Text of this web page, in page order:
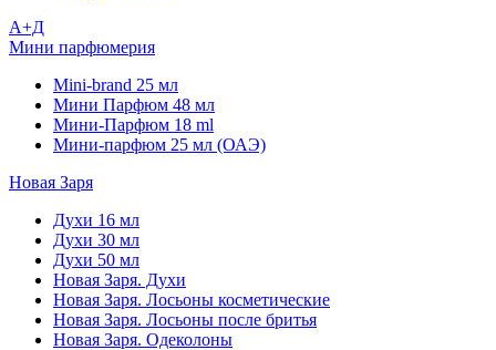
А+Д
Мини парфюмерия
Mini-brand 25 мл
Мини Парфюм 48 мл
Мини-Парфюм 18 ml
Мини-парфюм 25 мл (ОАЭ)
Новая Заря
Духи 16 мл
Духи 30 мл
Духи 50 мл
Новая Заря. Духи
Новая Заря. Лосьоны косметические
Новая Заря. Лосьоны после бритья
Новая Заря. Одеколоны